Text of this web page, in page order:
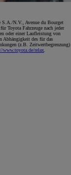
S.A./N.V., Avenue du Bourget
Toyota Fahrzeuge nach jeder
oder einer Laufleistung von
Abhängigkeit des für das
(z.B. Zeitwertbegrenzung)
www.toyota.de/relax.